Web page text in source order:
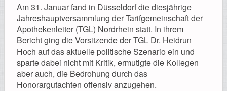
Am 31. Januar fand in Düsseldorf die diesjährige
Jahreshauptversammlung der Tarifgemeinschaft der
Apothekenleiter (TGL) Nordrhein statt. In ihrem
Bericht ging die Vorsitzende der TGL Dr. Heidrun
Hoch auf das aktuelle politische Szenario ein und
sparte dabei nicht mit Kritik, ermutigte die Kollegen
aber auch, die Bedrohung durch das
Honorargutachten offensiv anzugehen.